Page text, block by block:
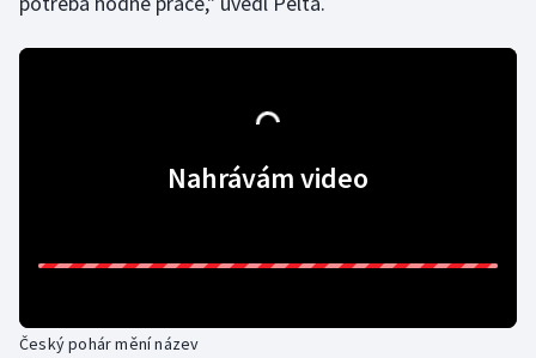
Olympijské hry
Nahrávám video
Český pohár mění název